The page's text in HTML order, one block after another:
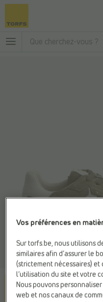
Vos préférences en
Sur torfs.be, nous utilisons
similaires afin d’assurer le
(strictement nécessaires)
l’utilisation du site et votre
Nous pouvons
web et nos canaux de